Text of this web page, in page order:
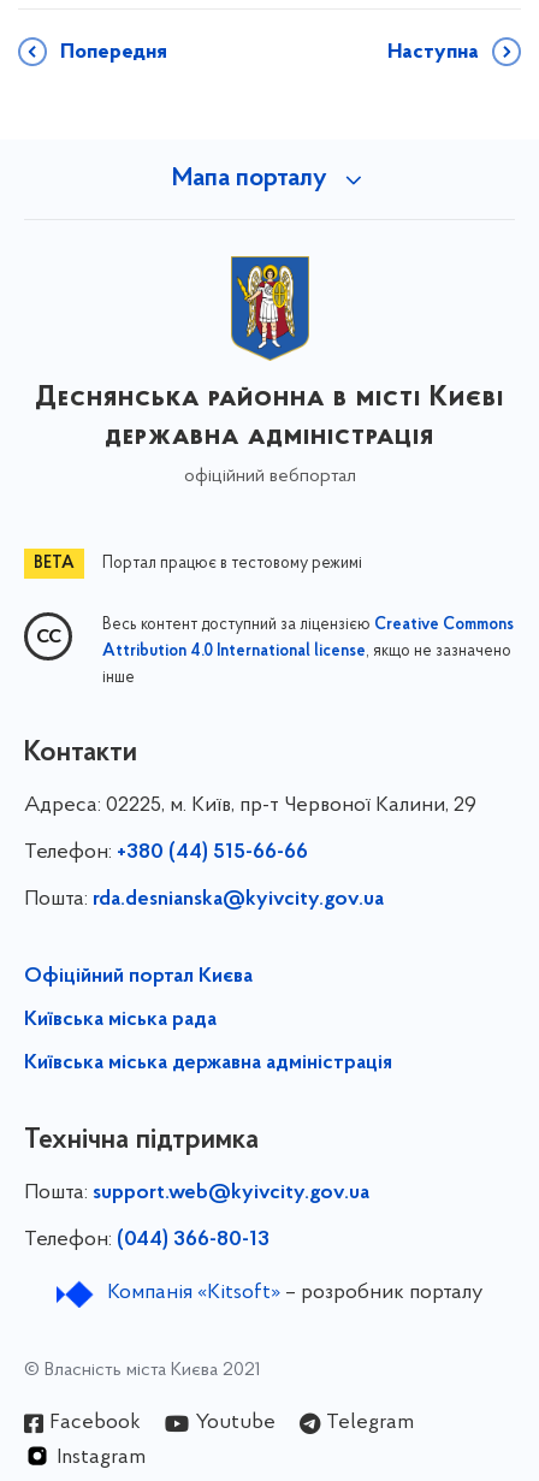
Попередня Наступна
Мапа порталу
Деснянська районна в місті Києві
державна адміністрація
офіційний вебпортал
Портал працює в тестовому режимі
Весь контент доступний за ліцензією Creative Commons
Attribution 4.0 International license, якщо не зазначено
інше
Контакти
Адреса: 02225, м. Київ, пр-т Червоної Калини, 29
Телефон: +380 (44) 515-66-66
Пошта: rda.desnianska@kyivcity.gov.ua
Офіційний портал Києва
Київська міська рада
Київська міська державна адміністрація
Технічна підтримка
Пошта: support.web@kyivcity.gov.ua
Телефон: (044) 366-80-13
Компанія «Kitsoft»– розробник порталу
© Власність міста Києва 2021
Facebook Youtube
Telegram
Instagram